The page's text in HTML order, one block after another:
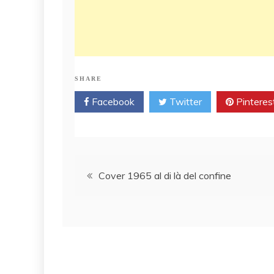
SHARE
Facebook Twitter
PostCover 1965 al di là del confine